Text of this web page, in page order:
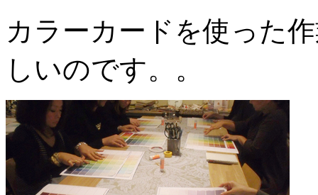
カラーカードを使った
しいのです。。